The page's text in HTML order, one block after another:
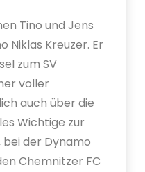
Tino und Jens
Niklas Kreuzer. Er
zum SV
voller
auch über die
Wichtige zur
der Dynamo
Chemnitzer FC